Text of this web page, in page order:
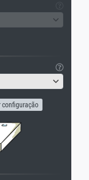
configuração